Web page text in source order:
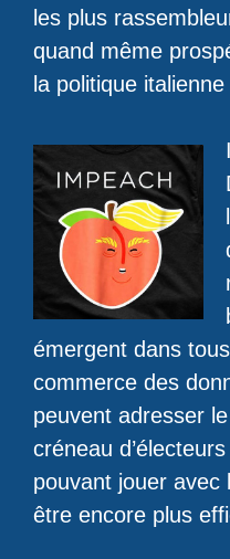
les plus
quand même
la politique
émergent dans
commerce des
peuvent adresser
créneau
pouvant jouer avec
être encore plus